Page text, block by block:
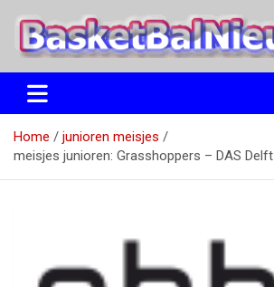
naar
BasketBalNieuws.nl
Etten
Home
junioren meisjes
meisjes junioren: Grasshoppers – DAS Delft